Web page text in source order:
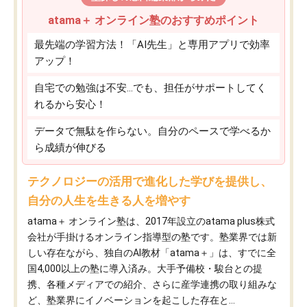
atama＋ オンライン塾のおすすめポイント
最先端の学習方法！「AI先生」と専用アプリで効率
アップ！
自宅での勉強は不安…でも、担任がサポートしてく
れるから安心！
データで無駄を作らない。自分のペースで学べるか
ら成績が伸びる
テクノロジーの活用で進化した学びを提供し、
自分の人生を生きる人を増やす
atama＋ オンライン塾は、2017年設立のatama plus株式
会社が手掛けるオンライン指導型の塾です。塾業界では新
しい存在ながら、独自のAI教材「atama＋」は、すでに全
国4,000以上の塾に導入済み。大手予備校・駿台との提
携、各種メディアでの紹介、さらに産学連携の取り組みな
ど、塾業界にイノベーションを起こした存在と...